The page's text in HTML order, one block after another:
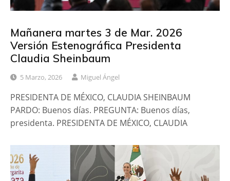
Mañanera martes 3 de Mar. 2026
Versión Estenográfica Presidenta
Claudia Sheinbaum
5 Marzo, 2026 Miguel Ángel
PRESIDENTA DE MÉXICO, CLAUDIA SHEINBAUM
PARDO: Buenos días. PREGUNTA: Buenos días,
presidenta. PRESIDENTA DE MÉXICO, CLAUDIA